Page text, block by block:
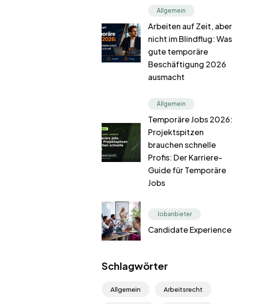
Allgemein
Arbeiten auf Zeit, aber
nicht im Blindflug: Was
gute temporäre
Beschäftigung 2026
ausmacht
Allgemein
Temporäre Jobs 2026:
Projektspitzen
brauchen schnelle
Profis: Der Karriere-
Guide für Temporäre
Jobs
Jobanbieter
Candidate Experience
Schlagwörter
Allgemein Arbeitsrecht